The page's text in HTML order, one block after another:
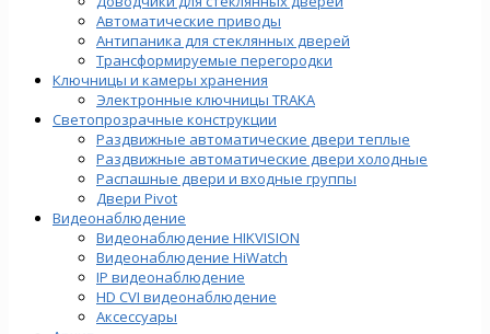
Автоматические приводы
Антипаника для стеклянных дверей
Трансформируемые перегородки
Ключницы и камеры хранения
Электронные ключницы TRAKA
Светопрозрачные конструкции
Раздвижные автоматические двери теплые
Раздвижные автоматические двери холодные
Распашные двери и входные группы
Двери Pivot
Видеонаблюдение
Видеонаблюдение HIKVISION
Видеонаблюдение HiWatch
IP видеонаблюдение
HD CVI видеонаблюдение
Аксессуары